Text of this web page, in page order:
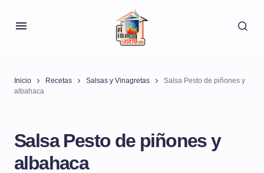
Inicio Recetas Salsas y Vinagretas
Salsa Pesto de piñones y
albahaca
Salsa Pesto de piñones y
albahaca